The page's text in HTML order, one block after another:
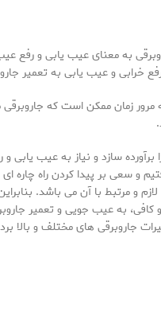
به معنای عیب یابی و
خرابی و عیب یابی به تعمیر
زمان ممکن است که
سازد و نیاز به عیب یابی و
سعی بر پیدا کردن راه چاره
مرتبط با آن می باشد.
و کافی، به عیب جویی و تعمیر
جاروبرقی های مختلف و بالا